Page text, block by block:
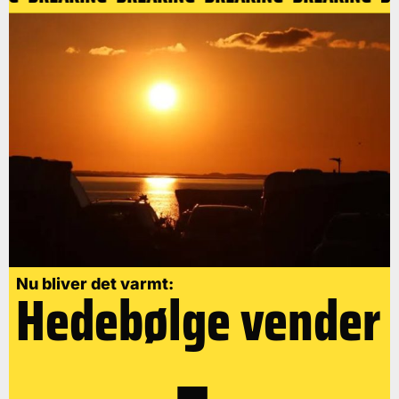
Nu bliver det varmt:
Hedebølge vender